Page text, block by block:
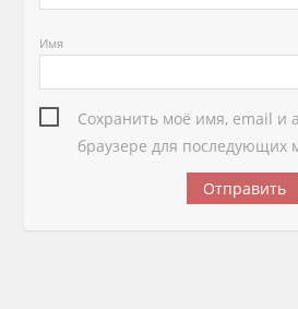
Имя
Сохранить моё имя, email и
браузере для последующих